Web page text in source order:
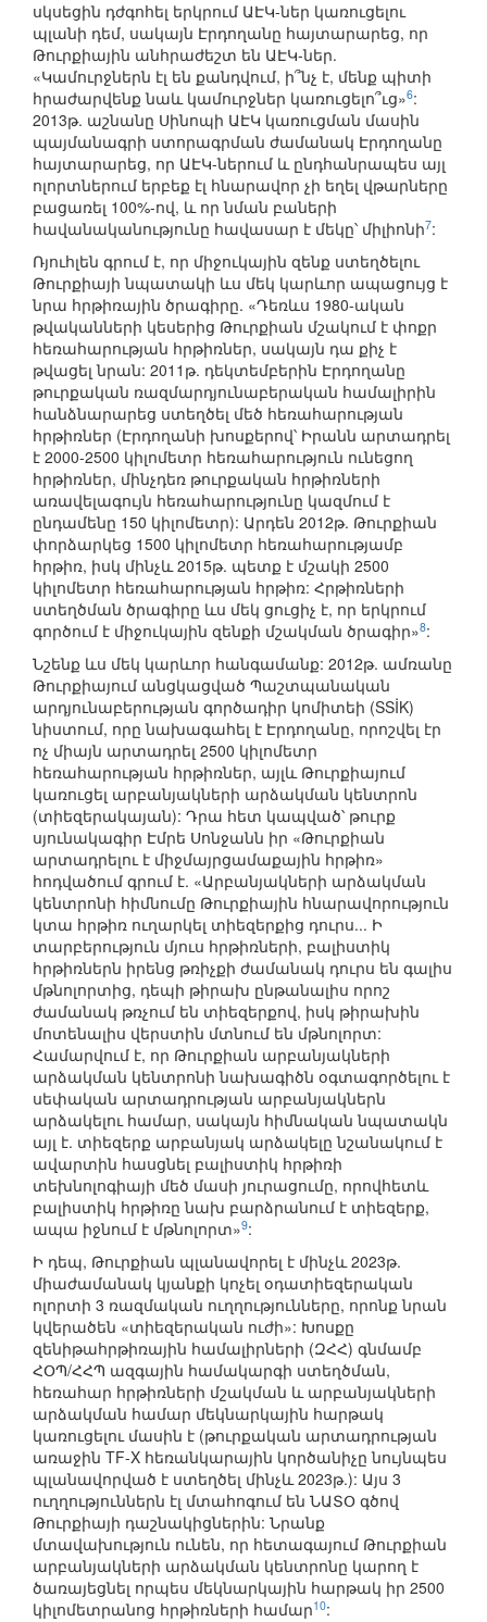
սկսեցին դժգոհել երկրում ԱԷԿ-ներ կառուցելու
պլանի դեմ, սակայն Էրդողանը հայտարարեց, որ
Թուրքիային անհրաժեշտ են ԱԷԿ-ներ.
«Կամուրջներն էլ են քանդվում, ի՞նչ է, մենք պիտի
հրաժարվենք նաև կամուրջներ կառուցելո՞ւց»6:
2013թ. աշնանը Սինոպի ԱԷԿ կառուցման մասին
պայմանագրի ստորագրման ժամանակ Էրդողանը
հայտարարեց, որ ԱԷԿ-ներում և ընդհանրապես այլ
ոլորտներում երբեք էլ հնարավոր չի եղել վթարները
բացառել 100%-ով, և որ նման բաների
հավանականությունը հավասար է մեկը՝ միլիոնի7:
Ռյուհլեն գրում է, որ միջուկային զենք ստեղծելու
Թուրքիայի նպատակի ևս մեկ կարևոր ապացույց է
նրա հրթիռային ծրագիրը. «Դեռևս 1980-ական
թվականների կեսերից Թուրքիան մշակում է փոքր
հեռահարության հրթիռներ, սակայն դա քիչ է
թվացել նրան: 2011թ. դեկտեմբերին Էրդողանը
թուրքական ռազմարդյունաբերական համալիրին
հանձնարարեց ստեղծել մեծ հեռահարության
հրթիռներ (Էրդողանի խոսքերով՝ Իրանն արտադրել
է 2000-2500 կիլոմետր հեռահարություն ունեցող
հրթիռներ, մինչդեռ թուրքական հրթիռների
առավելագույն հեռահարությունը կազմում է
ընդամենը 150 կիլոմետր): Արդեն 2012թ. Թուրքիան
փորձարկեց 1500 կիլոմետր հեռահարությամբ
հրթիռ, իսկ մինչև 2015թ. պետք է մշակի 2500
կիլոմետր հեռահարության հրթիռ: Հրթիռների
ստեղծման ծրագիրը ևս մեկ ցուցիչ է, որ երկրում
գործում է միջուկային զենքի մշակման ծրագիր»8:
Նշենք ևս մեկ կարևոր հանգամանք: 2012թ. ամռանը
Թուրքիայում անցկացված Պաշտպանական
արդյունաբերության գործադիր կոմիտեի (SSİK)
նիստում, որը նախագահել է Էրդողանը, որոշվել էր
ոչ միայն արտադրել 2500 կիլոմետր
հեռահարության հրթիռներ, այլև Թուրքիայում
կառուցել արբանյակների արձակման կենտրոն
(տիեզերակայան): Դրա հետ կապված՝ թուրք
սյունակագիր Էմրե Սոնջանն իր «Թուրքիան
արտադրելու է միջմայրցամաքային հրթիռ»
հոդվածում գրում է. «Արբանյակների արձակման
կենտրոնի հիմնումը Թուրքիային հնարավորություն
կտա հրթիռ ուղարկել տիեզերքից դուրս... Ի
տարբերություն մյուս հրթիռների, բալիստիկ
հրթիռներն իրենց թռիչքի ժամանակ դուրս են գալիս
մթնոլորտից, դեպի թիրախ ընթանալիս որոշ
ժամանակ թռչում են տիեզերքով, իսկ թիրախին
մոտենալիս վերստին մտնում են մթնոլորտ:
Համարվում է, որ Թուրքիան արբանյակների
արձակման կենտրոնի նախագիծն օգտագործելու է
սեփական արտադրության արբանյակներն
արձակելու համար, սակայն հիմնական նպատակն
այլ է. տիեզերք արբանյակ արձակելը նշանակում է
ավարտին հասցնել բալիստիկ հրթիռի
տեխնոլոգիայի մեծ մասի յուրացումը, որովհետև
բալիստիկ հրթիռը նախ բարձրանում է տիեզերք,
ապա իջնում է մթնոլորտ»9:
Ի դեպ, Թուրքիան պլանավորել է մինչև 2023թ.
միաժամանակ կյանքի կոչել օդատիեզերական
ոլորտի 3 ռազմական ուղղությունները, որոնք նրան
կվերածեն «տիեզերական ուժի»: Խոսքը
զենիթահրթիռային համալիրների (ԶՀՀ) գնմամբ
ՀՕՊ/ՀՀՊ ազգային համակարգի ստեղծման,
հեռահար հրթիռների մշակման և արբանյակների
արձակման համար մեկնարկային հարթակ
կառուցելու մասին է (թուրքական արտադրության
առաջին TF-X հեռանկարային կործանիչը նույնպես
պլանավորված է ստեղծել մինչև 2023թ.): Այս 3
ուղղություններն էլ մտահոգում են ՆԱՏՕ գծով
Թուրքիայի դաշնակիցներին: Նրանք
մտավախություն ունեն, որ հետագայում Թուրքիան
արբանյակների արձակման կենտրոնը կարող է
ծառայեցնել որպես մեկնարկային հարթակ իր 2500
կիլոմետրանոց հրթիռների համար10: